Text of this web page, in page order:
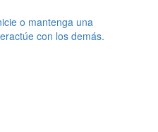
o mantenga una
con los demás.